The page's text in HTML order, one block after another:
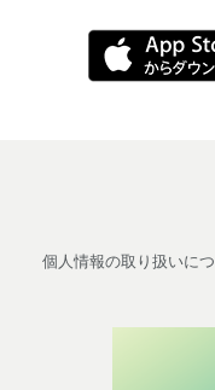
個人情報の取り扱いに